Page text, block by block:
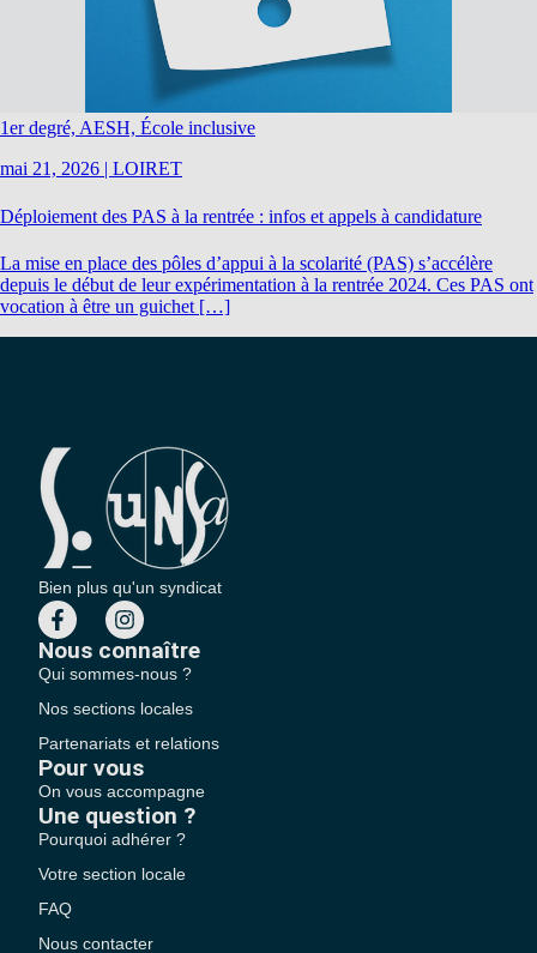
1er degré, AESH, École inclusive
mai 21, 2026 | LOIRET
Déploiement des PAS à la rentrée : infos et appels à candidature
La mise en place des pôles d’appui à la scolarité (PAS) s’accélère
depuis le début de leur expérimentation à la rentrée 2024. Ces PAS ont
vocation à être un guichet […]
Bien plus qu'un syndicat
Nous connaître
Qui sommes-nous ?
Nos sections locales
Partenariats et relations
Pour vous
On vous accompagne
Une question ?
Pourquoi adhérer ?
Votre section locale
FAQ
Nous contacter